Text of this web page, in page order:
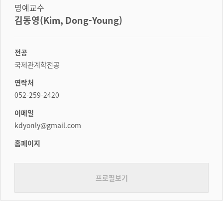
명예교수
김동영(Kim, Dong-Young)
전공
국제관계학전공
연락처
052-259-2420
이메일
kdyonly@gmail.com
홈페이지
프로필보기